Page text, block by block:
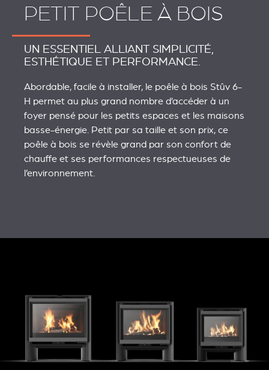
PETIT POÊLE À BOIS
UN ESSENTIEL ALLIANT SIMPLICITÉ,
ESTHÉTIQUE ET PERFORMANCE.
Abordable, facile à installer, le poêle à bois Stûv 6-
H permet au plus grand nombre d’accéder à un
foyer pensé pour les petits espaces et les maisons
basse-énergie. Petit par sa taille et son prix, ce
poêle à bois se révèle grand par son confort de
chauffe et ses performances respectueuses de
l’environnement.